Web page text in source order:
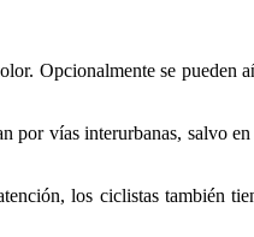
Opcionalmente se pueden
vías interurbanas, salvo
los ciclistas también